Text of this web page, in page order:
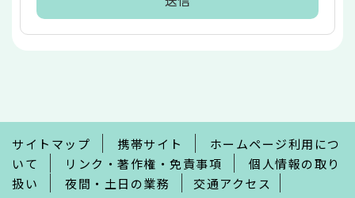
で
サイトマップ 携帯サイト
ホームページ利用につ
いて
リンク・著作権・免責事項
個人情報の取り
扱い
夜間・土日の業務 交通アクセス